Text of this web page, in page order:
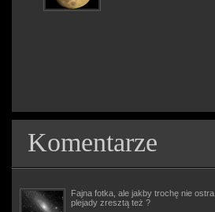
Komentarze
Fajna fotka, ale jakby trochę nie ostra,
plejady zresztą też ?